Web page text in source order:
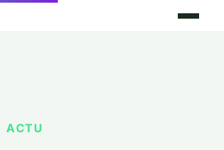
ACTU